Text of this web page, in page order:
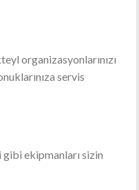
organizasyonlarınızı
servis
gibi ekipmanları sizin